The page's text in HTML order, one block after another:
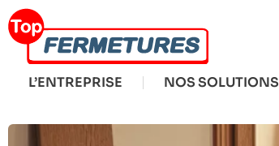
L’ENTREPRISE NOS SOLUTIONS